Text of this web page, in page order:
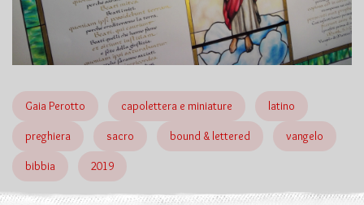
Gaia Perotto capolettera e miniature latino
preghiera sacro bound & lettered vangelo
bibbia 2019